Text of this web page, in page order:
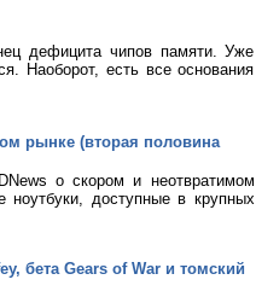
дефицита чипов памяти. Уже
Наоборот, есть все основания
рынке (вторая половина
о скором и неотвратимом
ноутбуки, доступные в крупных
бета Gears of War и томский